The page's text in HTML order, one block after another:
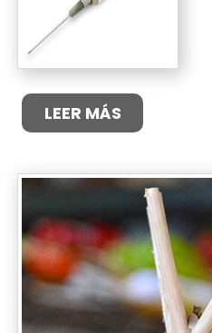
LEER MÁS